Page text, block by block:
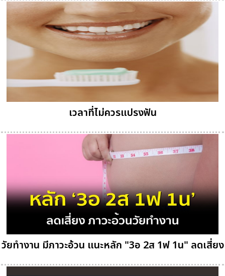
เวลาที่ไม่ควรแปรงฟัน
วัยทำงาน มีภาวะอ้วน แนะหลัก "3อ 2ส 1ฟ 1น" ลดเสี่ยง